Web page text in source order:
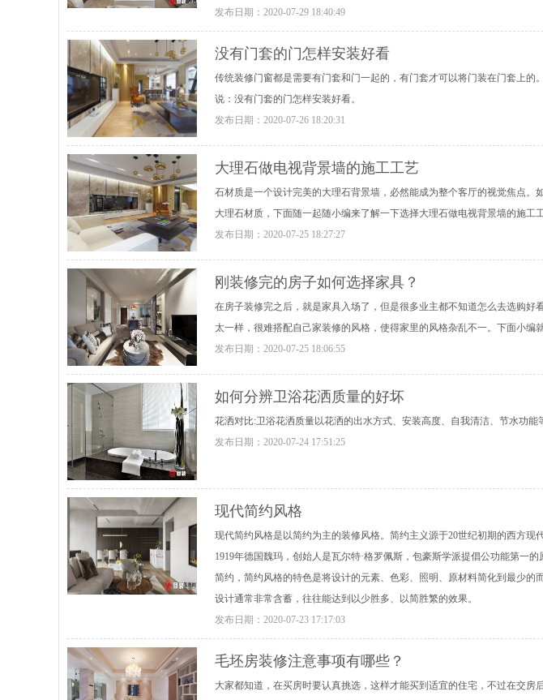
发布日期： 2020-07-29 18:40:49
没有门套的门怎样安装好看
传统装修门窗都是需要有门套和门一起的，有门套才可以将门装在门套上
说：没有门套的门怎样安装好看。
发布日期： 2020-07-26 18:20:31
大理石做电视背景墙的施工工艺
石材质是一个设计完美的大理石背景墙，必然能成为整个客厅的视觉焦点
大理石材质，下面随一起随小编来了解一下选择大理石做电视背景墙的施工工
发布日期： 2020-07-25 18:27:27
刚装修完的房子如何选择家具？
在房子装修完之后，就是家具入场了，但是很多业主都不知道怎么去选购
太一样，很难搭配自己家装修的风格，使得家里的风格杂乱不一。下面小编
发布日期： 2020-07-25 18:06:55
如何分辨卫浴花洒质量的好坏
花洒对比:卫浴花洒质量以花洒的出水方式、安装高度、自我清洁、节水功能
发布日期： 2020-07-24 17:51:25
现代简约风格
现代简约风格是以简约为主的装修风格。简约主义源于20世纪初期的西方
1919年德国魏玛，创始人是瓦尔特·格罗佩斯，包豪斯学派提倡公功能第一
简约，简约风格的特色是将设计的元素、色彩、照明、原材料简化到最少的
设计通常非常含蓄，往往能达到以少胜多、以简胜繁的效果。
发布日期： 2020-07-23 17:17:03
毛坯房装修注意事项有哪些？
大家都知道，在买房时要认真挑选，这样才能买到适宜的住宅，不过在交